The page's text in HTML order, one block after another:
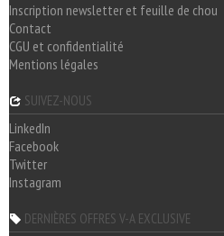
Inscription newsletter et feuille de chou
Contact
CGU et confidentialité
Mentions légales
SUIVEZ-NOUS
LinkedIn
Facebook
Twitter
Instagram
DERNIÈRES OFFRES V-A EXCLUSIVE